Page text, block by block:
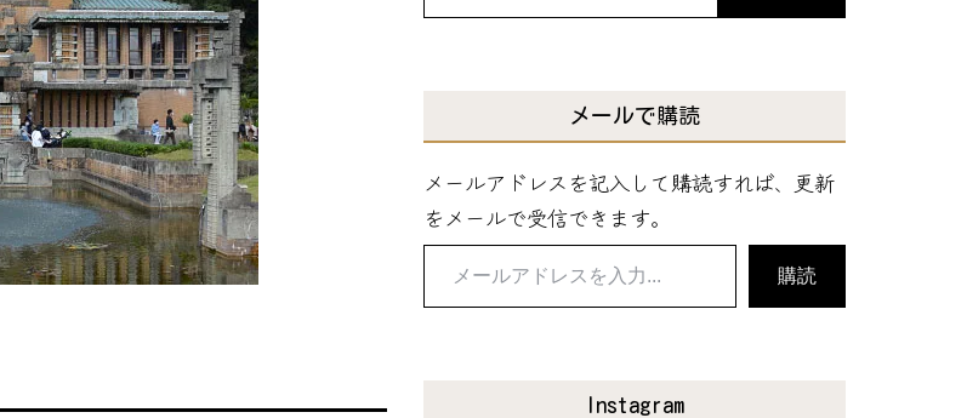
メールで購読
メールアドレスを記入して購読すれば、更新
をメールで受信できます。
購読
Instagram